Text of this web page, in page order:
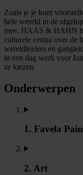
Zoals je je kunt
hele wereld in de
mee. HAAS & HAHN
culturele centra over de
wereldleiders en
in een dag werk voor
ze kiezen.
Onderwerpen
1. Favela
2. Art